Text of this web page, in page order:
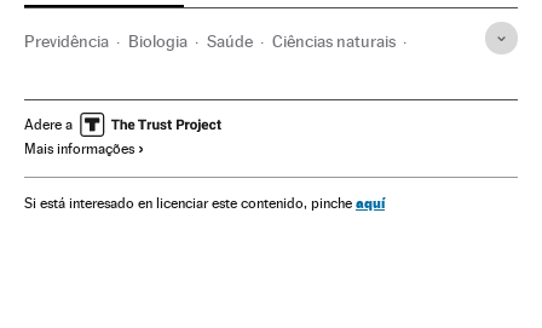
Previdência Biologia Saúde Ciências naturais
Doenças respiratórias Virologia
Doenças infecciosas
Coronavirus Covid-19
Adere a
Mais informações
Si está interesado en licenciar este contenido, pinche aquí